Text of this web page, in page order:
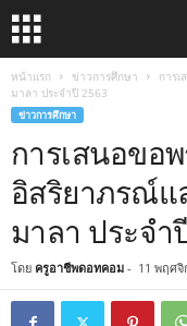
หน้าแรก ข่าวการศึกษา
การ
มาลา ประจำปี 2563
ข่าวการศึกษา
การเสนอขอ
อิสริยาภรณ์แ
มาลา ประจำ
โดย ครูอาชีพดอทคอม - 11 พฤศ